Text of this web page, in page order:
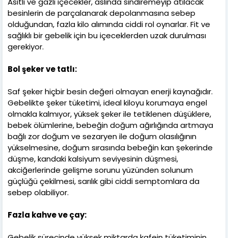
besinlerin de parçalanarak depolanmasına sebep
olduğundan, fazla kilo alımında ciddi rol oynarlar. Fit ve
sağlıklı bir gebelik için bu içeceklerden uzak durulması
gerekiyor.
Bol şeker ve tatlı:
Saf şeker hiçbir besin değeri olmayan enerji kaynağıdır.
Gebelikte şeker tüketimi, ideal kiloyu korumaya engel
olmakla kalmıyor, yüksek şeker ile tetiklenen düşüklere,
bebek ölümlerine, bebeğin doğum ağırlığında artmaya
bağlı zor doğum ve sezaryen ile doğum olasılığının
yükselmesine, doğum sırasında bebeğin kan şekerinde
düşme, kandaki kalsiyum seviyesinin düşmesi,
akciğerlerinde gelişme sorunu yüzünden solunum
güçlüğü çekilmesi, sarılık gibi ciddi semptomlara da
sebep olabiliyor.
Fazla kahve ve çay: